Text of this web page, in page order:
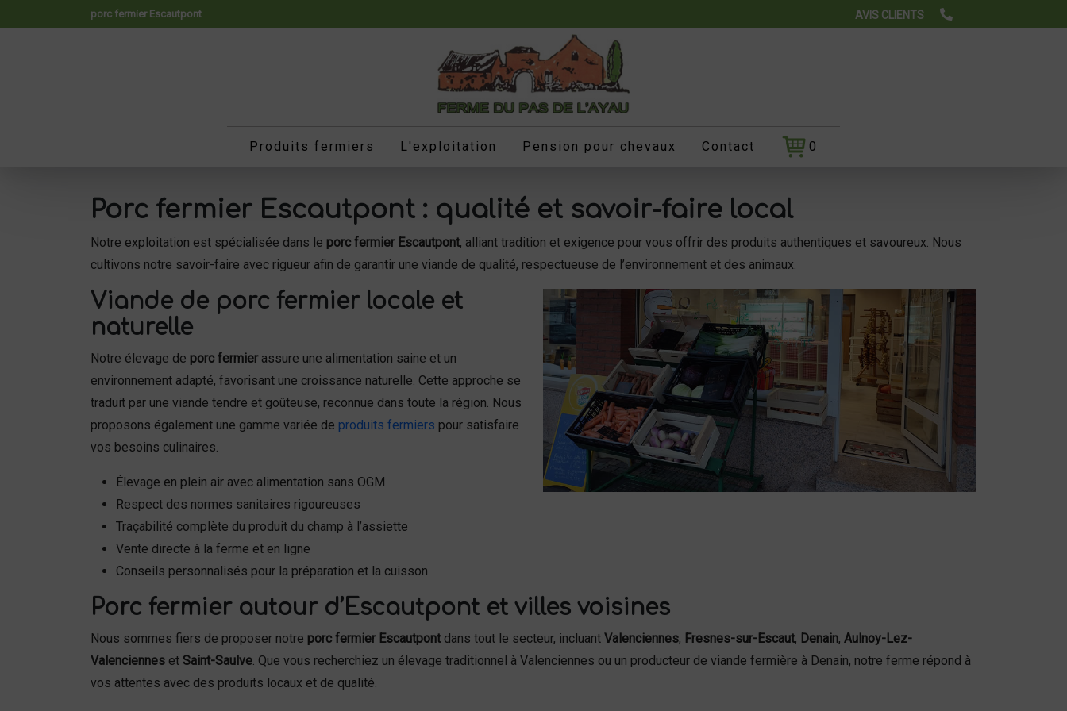
porc fermier Escautpont AVIS CLIENTS
Produits fermiers L'exploitation Pension pour chevaux Contact 0
Porc fermier Escautpont : qualité et savoir-faire local
Notre exploitation est spécialisée dans le porc fermier Escautpont, alliant tradition et exigence pour vous offrir des produits authentiques et savoureux. Nous
cultivons notre savoir-faire avec rigueur afin de garantir une viande de qualité, respectueuse de l’environnement et des animaux.
Viande de porc fermier locale et
naturelle
Notre élevage de porc fermierassure une alimentation saine et un
environnement adapté, favorisant une croissance naturelle. Cette approche se
traduit par une viande tendre et goûteuse, reconnue dans toute la région. Nous
proposons également une gamme variée de produits fermiers pour satisfaire
vos besoins culinaires.
Élevage en plein air avec alimentation sans OGM
Respect des normes sanitaires rigoureuses
Traçabilité complète du produit du champ à l’assiette
Vente directe à la ferme et en ligne
Conseils personnalisés pour la préparation et la cuisson
Porc fermier autour d’Escautpont et villes voisines
Nous sommes fiers de proposer notre porc fermier Escautpontdans tout le secteur, incluant Valenciennes, Fresnes-sur-Escaut, Denain, Aulnoy-Lez-
Valenciennes et Saint-Saulve. Que vous recherchiez un élevage traditionnel à Valenciennes ou un producteur de viande fermière à Denain, notre ferme répond à
vos attentes avec des produits locaux et de qualité.
Panneau de gestion des cookies